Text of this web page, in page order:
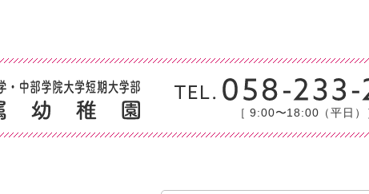
［ 9:00〜18:00（平日）